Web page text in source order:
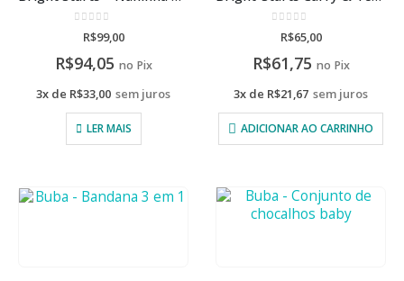
de 5
R$99,00
R$94,05 no Pix
3x de R$33,00 sem juros
LER MAIS
de 5
R$65,00
R$61,75 no Pix
3x de R$21,67 sem juros
ADICIONAR AO CARRINHO